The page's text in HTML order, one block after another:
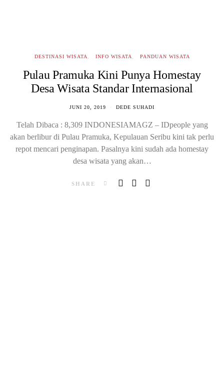
DESTINASI WISATA INFO WISATA PANDUAN WISATA
Pulau Pramuka Kini Punya Homestay
Desa Wisata Standar Internasional
JUNI 20, 2019 DEDE SUHADI
Telah Dibaca : 8,309 INDONESIAMAGZ – IDpeople yang
akan berlibur di Pulau Pramuka, Kepulauan Seribu kini tak perlu
repot mencari penginapan. Pasalnya kini sudah ada homestay
desa wisata yang akan…
SHARE